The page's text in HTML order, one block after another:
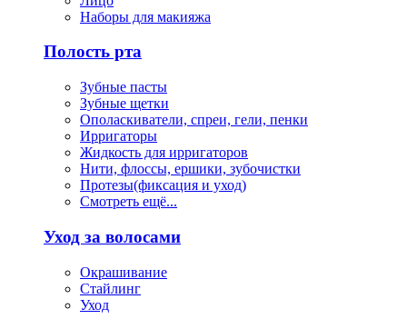
Наборы для макияжа
Полость рта
Зубные пасты
Зубные щетки
Ополаскиватели, спреи, гели, пенки
Ирригаторы
Жидкость для ирригаторов
Нити, флоссы, ершики, зубочистки
Протезы(фиксация и уход)
Смотреть ещё...
Уход за волосами
Окрашивание
Стайлинг
Уход